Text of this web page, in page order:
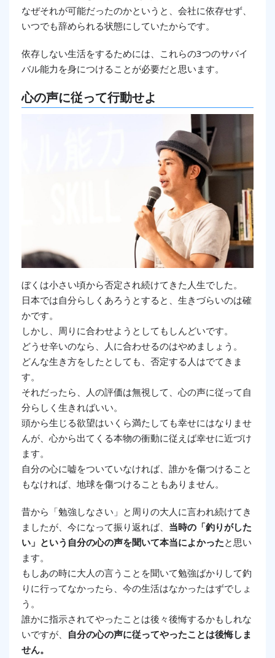
なぜそれが可能だったのかというと、会社に依存せず、
いつでも辞められる状態にしていたからです。
依存しない生活をするためには、これらの3つのサバイ
バル能力を身につけることが必要だと思います。
心の声に従って行動せよ
ぼくは小さい頃から否定され続けてきた人生でした。
日本では自分らしくあろうとすると、生きづらいのは確
かです。
しかし、周りに合わせようとしてもしんどいです。
どうせ辛いのなら、人に合わせるのはやめましょう。
どんな生き方をしたとしても、否定する人はでてきま
す。
それだったら、人の評価は無視して、心の声に従って自
分らしく生きればいい。
頭から生じる欲望はいくら満たしても幸せにはなりませ
んが、心から出てくる本物の衝動に従えば幸せに近づけ
ます。
自分の心に嘘をついていなければ、誰かを傷つけること
もなければ、地球を傷つけることもありません。
昔から「勉強しなさい」と周りの大人に言われ続けてき
ましたが、今になって振り返れば、 当時の「釣りがした
い」という自分の心の声を聞いて本当によかったと思い
ます。
もしあの時に大人の言うことを聞いて勉強ばかりして釣
りに行ってなかったら、今の生活はなかったはずでしょ
う。
誰かに指示されてやったことは後々後悔するかもしれな
いですが、 自分の心の声に従ってやったことは後悔しま
せん。